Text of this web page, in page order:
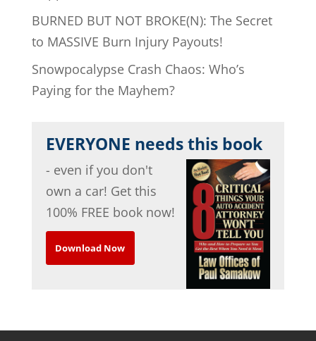
BURNED BUT NOT BROKE(N): The Secret
to MASSIVE Burn Injury Payouts!
Snowpocalypse Crash Chaos: Who’s
Paying for the Mayhem?
EVERYONE needs this book
- even if you don't
own a car! Get this
100% FREE book now!
Download Now